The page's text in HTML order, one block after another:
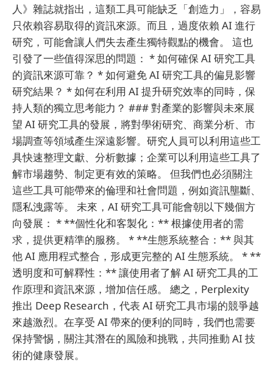
人》雜誌就指出，這類工具可能缺乏「創造力」，容易
只依賴容易取得的資訊來源。而且，過度依賴 AI 進行
研究，可能會讓人們失去產生獨特觀點的機會。 這也
引發了一些值得深思的問題： * 如何確保 AI 研究工具
的資訊來源可靠？ * 如何避免 AI 研究工具的偏見影響
研究結果？ * 如何在利用 AI 提升研究效率的同時，保
持人類的獨立思考能力？ ### 對產業的影響與未來展
望 AI 研究工具的發展，將對學術研究、商業分析、市
場調查等領域產生深遠影響。研究人員可以利用這些工
具快速整理文獻、分析數據；企業可以利用這些工具了
解市場趨勢、制定更有效的策略。 但我們也必須關注
這些工具可能帶來的倫理和社會問題，例如資訊壟斷、
隱私洩露等。 未來，AI 研究工具可能會朝以下幾個方
向發展： * **個性化和客製化：** 根據使用者的需
求，提供更精準的服務。 * **生態系統整合：** 與其
他 AI 應用程式整合，形成更完整的 AI 生態系統。 * **
透明度和可解釋性：** 讓使用者了解 AI 研究工具的工
作原理和資訊來源，增加信任感。 總之，Perplexity
推出 Deep Research，代表 AI 研究工具市場的競爭越
來越激烈。在享受 AI 帶來的便利的同時，我們也需要
保持警惕，關注其潛在的風險和挑戰，共同推動 AI 技
術的健康發展。